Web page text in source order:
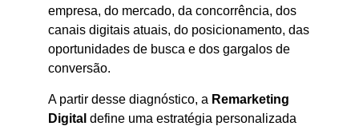
empresa, do mercado, da concorrência, dos
canais digitais atuais, do posicionamento, das
oportunidades de busca e dos gargalos de
conversão.
A partir desse diagnóstico, a Remarketing
Digital define uma estratégia personalizada